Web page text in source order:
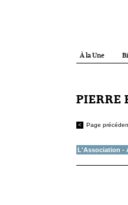
À la Une
PIERRE
< Page
L'Association -